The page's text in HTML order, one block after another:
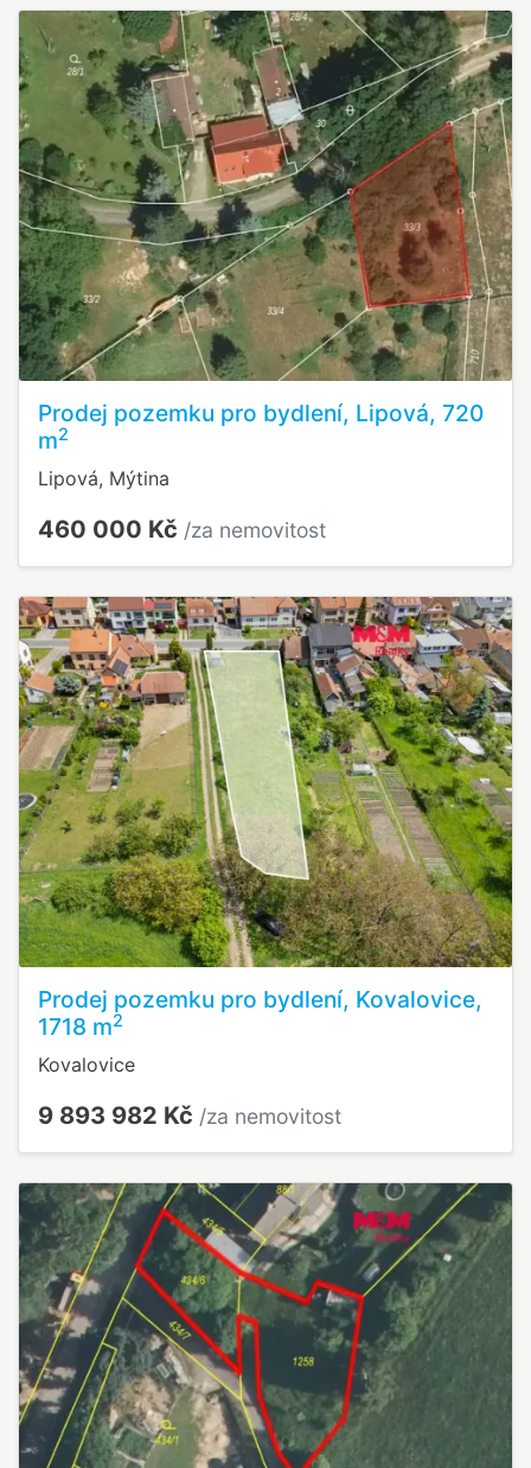
Prodej pozemku pro bydlení, Lipová, 720
m2
Lipová, Mýtina
460 000 Kč /za nemovitost
Prodej pozemku pro bydlení, Kovalovice,
1718 m2
Kovalovice
9 893 982 Kč /za nemovitost